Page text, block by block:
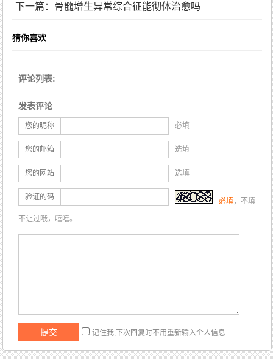
下一篇：骨髓增生异常综合征能彻体治愈吗
猜你喜欢
评论列表:
发表评论
您的昵称 必填
您的邮箱 选填
您的网站 选填
验证的码 必填，不填
不让过哦，嘻嘻。
记住我,下次回复时不用重新输入个人信息